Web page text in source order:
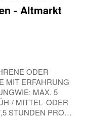
- Altmarkt
ODER
MIT ERFAHRUNG
MAX. 5
MITTEL- ODER
STUNDEN PRO